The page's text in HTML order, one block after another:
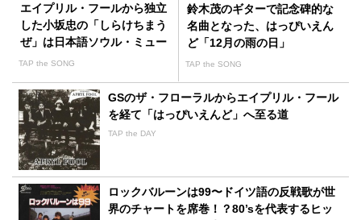
エイプリル・フールから独立
した小坂忠の「しらけちまう
ぜ」は日本語ソウル・ミュー
ジックの原点
TAP the SONG
鈴木茂のギターで記念碑的な
名曲となった、はっぴいえん
ど「12月の雨の日」
TAP the SONG
GSのザ・フローラルからエイプリル・フール
を経て「はっぴいえんど」へ至る道
TAP the DAY
ロックバルーンは99〜ドイツ語の反戦歌が世
界のチャートを席巻！？80’sを代表するヒッ